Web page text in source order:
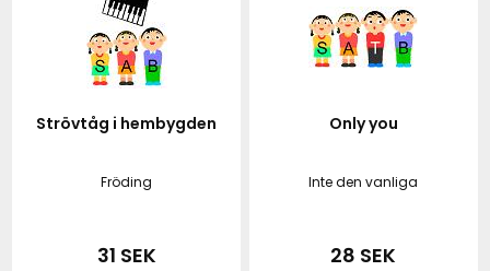
Strövtåg i hembygden
Fröding
31 SEK
Only you
Inte den vanliga
28 SEK